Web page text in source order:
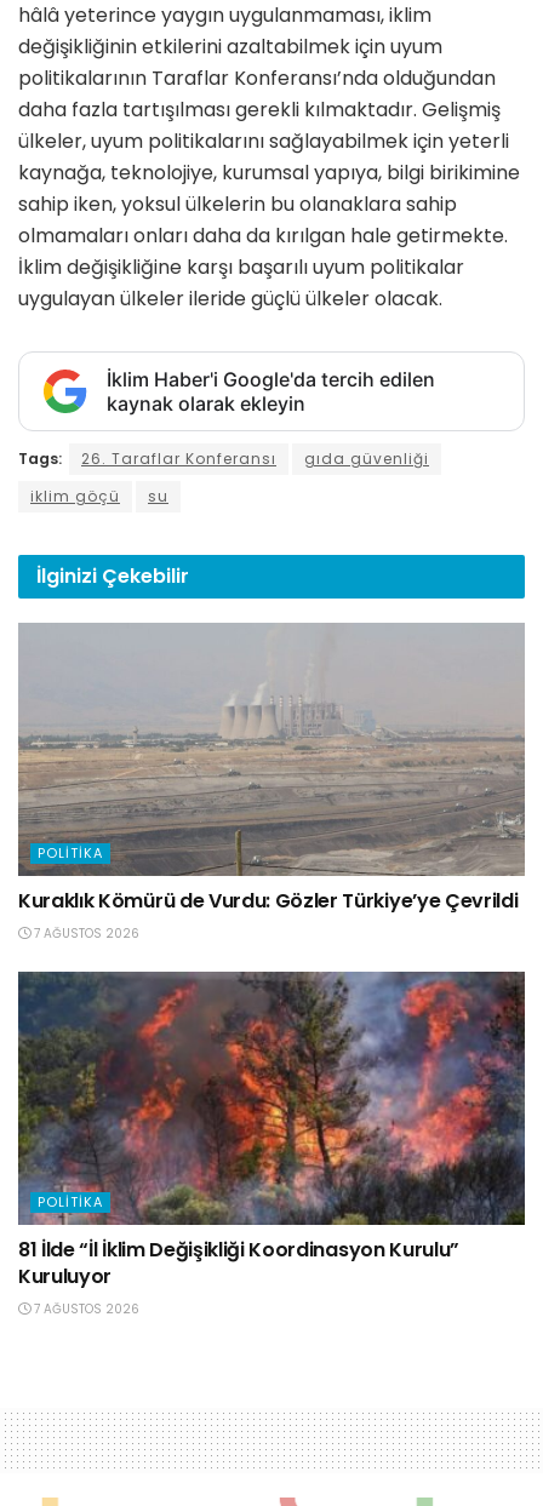
hâlâ yeterince yaygın uygulanmaması, iklim
değişikliğinin etkilerini azaltabilmek için uyum
politikalarının Taraflar Konferansı’nda olduğundan
daha fazla tartışılması gerekli kılmaktadır. Gelişmiş
ülkeler, uyum politikalarını sağlayabilmek için yeterli
kaynağa, teknolojiye, kurumsal yapıya, bilgi birikimine
sahip iken, yoksul ülkelerin bu olanaklara sahip
olmamaları onları daha da kırılgan hale getirmekte.
İklim değişikliğine karşı başarılı uyum politikalar
uygulayan ülkeler ileride güçlü ülkeler olacak.
İklim Haber'i Google'da tercih edilen
kaynak olarak ekleyin
Tags: 26. Taraflar Konferansı
gıda güvenliği
iklim göçü
su
İlginizi Çekebilir
POLITIKA
Kuraklık Kömürü de Vurdu: Gözler Türkiye’ye Çevrildi
7 AĞUSTOS 2026
POLITIKA
81 İlde “İl İklim Değişikliği Koordinasyon Kurulu”
Kuruluyor
7 AĞUSTOS 2026